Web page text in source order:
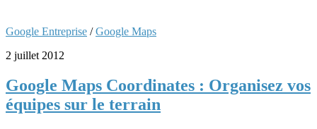
Google Entreprise /Google Maps
2 juillet 2012
Google Maps Coordinates : Organisez vos
équipes sur le terrain